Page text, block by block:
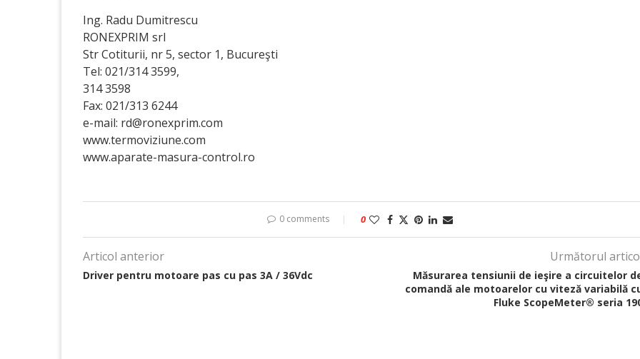
Ing. Radu Dumitrescu
RONEXPRIM srl
Str Cotiturii, nr 5, sector 1, Bucureşti
Tel: 021/314 3599,
314 3598
Fax: 021/313 6244
e-mail: rd@ronexprim.com
www.termoviziune.com
www.aparate-masura-control.ro
0 comments 0
Articol anterior
Driver pentru motoare pas cu pas 3A / 36Vdc
Următorul
Măsurarea tensiunii de ieşire a circuitelor
comandă ale motoarelor cu viteză variabilă
Fluke ScopeMeter® seria